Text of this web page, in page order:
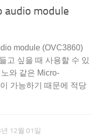
audio module
module (OVC3860)
고 싶을 때 사용할 수 있
와 같은 Micro-
가능하기 때문에 적당
12월 01일